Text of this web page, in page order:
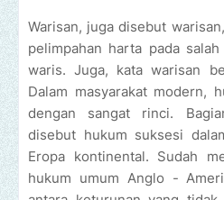
Warisan, juga disebut
pelimpahan harta pada
waris. Juga, kata warisan
Dalam masyarakat modern,
dengan sangat rinci.
disebut hukum suksesi
Eropa kontinental. Sudah
hukum umum Anglo -